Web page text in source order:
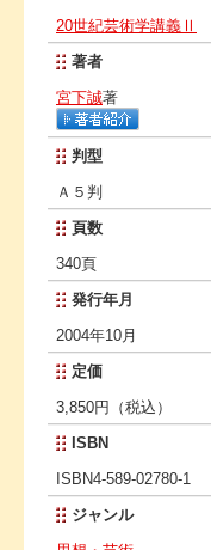
20世紀芸術学講義Ⅱ
著者
宮下誠著
判型
Ａ５判
頁数
340頁
発行年月
2004年10月
定価
3,850円（税込）
ISBN
ISBN4-589-02780-1
ジャンル